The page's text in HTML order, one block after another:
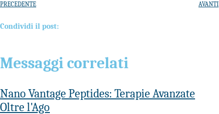
PRECEDENTE AVANTI
Condividi il post:
Messaggi correlati
Nano Vantage Peptides: Terapie Avanzate
Oltre l'Ago